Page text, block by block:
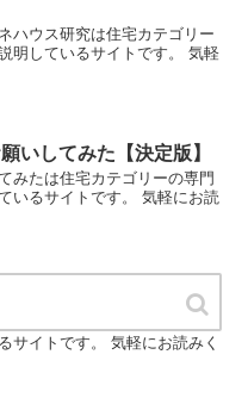
ハウス研究は住宅カテゴリー
明しているサイトです。 気軽
いしてみた【決定版】
みたは住宅カテゴリーの専門
いるサイトです。 気軽にお読
戸建て【決定版】
は住宅カテゴリーの専門家が
サイトです。 気軽にお読みく